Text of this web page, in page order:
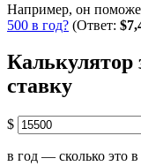
Например, он
500 в год? (Ответ:
Калькулятор
ставку
$
в год — сколько это в